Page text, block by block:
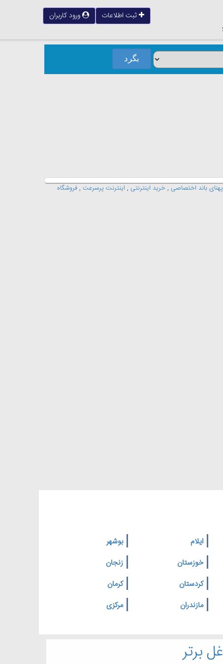
ثبت اطلاعات ورود کاربران
پهنای باند اختصاصی , خرید اینترنتی , اینترنت پرسرعت , فروشگاه
ایلام
بوشهر
خوزستان
زنجان
کردستان
کرمان
مازندران
مرکزی
برتر